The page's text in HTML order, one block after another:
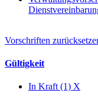
Vorschriften
Gültigkeit
In Kraft (1) X